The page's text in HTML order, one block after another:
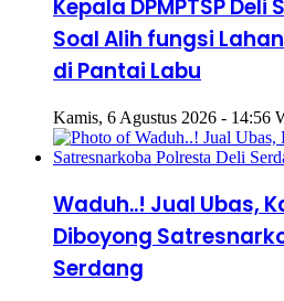
Kepala DPMPTSP
Soal Alih fungsi
di Pantai Labu
Kamis, 6 Agustus 2026 - 14:56
Waduh..! Jual Ubas,
Diboyong
Serdang